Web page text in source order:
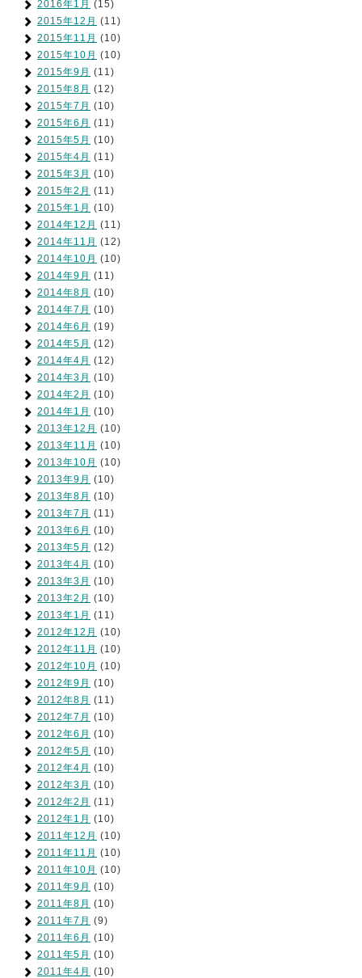
2016年1月 (15)
2015年12月 (11)
2015年11月 (10)
2015年10月 (10)
2015年9月 (11)
2015年8月 (12)
2015年7月 (10)
2015年6月 (11)
2015年5月 (10)
2015年4月 (11)
2015年3月 (10)
2015年2月 (11)
2015年1月 (10)
2014年12月 (11)
2014年11月 (12)
2014年10月 (10)
2014年9月 (11)
2014年8月 (10)
2014年7月 (10)
2014年6月 (19)
2014年5月 (12)
2014年4月 (12)
2014年3月 (10)
2014年2月 (10)
2014年1月 (10)
2013年12月 (10)
2013年11月 (10)
2013年10月 (10)
2013年9月 (10)
2013年8月 (10)
2013年7月 (11)
2013年6月 (10)
2013年5月 (12)
2013年4月 (10)
2013年3月 (10)
2013年2月 (10)
2013年1月 (11)
2012年12月 (10)
2012年11月 (10)
2012年10月 (10)
2012年9月 (10)
2012年8月 (11)
2012年7月 (10)
2012年6月 (10)
2012年5月 (10)
2012年4月 (10)
2012年3月 (10)
2012年2月 (11)
2012年1月 (10)
2011年12月 (10)
2011年11月 (10)
2011年10月 (10)
2011年9月 (10)
2011年8月 (10)
2011年7月 (9)
2011年6月 (10)
2011年5月 (10)
2011年4月 (10)